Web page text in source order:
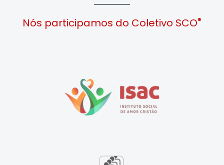
Nós participamos do Coletivo SCO®